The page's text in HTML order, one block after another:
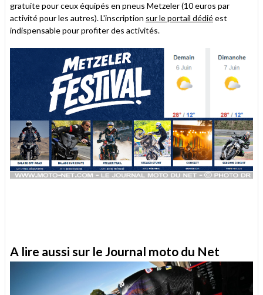
gratuite pour ceux équipés en pneus Metzeler (10 euros par
activité pour les autres). L'inscription sur le portail dédiéest
indispensable pour profiter des activités.
A lire aussi sur le Journal moto du Net